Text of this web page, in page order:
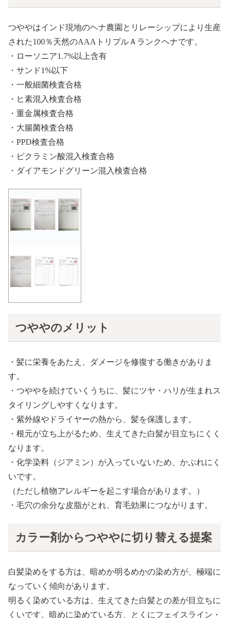
つややはインド現地のヘナ農園とリレーシップにより生産
された100％天然のAAAトリプルＡランクヘナです。
・ローソニア1.7%以上含有
・サンド1%以下
・一般細菌検査合格
・ヒ素混入検査合格
・重金属検査合格
・大腸菌検査合格
・PPD検査合格
・ピクラミン酸混入検査合格
・ダイアモンドグリーン混入検査合格
つややのメリット
・髪に栄養をあたえ、ダメージを修復する働きがありま
す。
・つややを続けていくうちに、髪にツヤ・ハリが生まれス
タイリングしやすくなります。
・紫外線やドライヤーの熱から、髪を保護します。
・根元が立ち上がるため、生えてきた白髪が目立ちにくく
なります。
・化学染料（ジアミン）が入っていないため、かぶれにく
いです。
（ただし植物アレルギーを起こす場合があります。）
・毛穴の余分な皮脂がとれ、育毛効果につながります。
カラー剤からつややに切り替える提案
白髪染めをする方は、暗めか明るめかの染め方が、極端に
なっていく傾向があります。
明るく染めている方は、生えてきた白髪との差が目立ちに
くいです。暗めに染めている方、とくにフェイスライン・